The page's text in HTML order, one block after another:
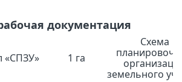
документация
«СПЗУ» 1 га
Схема
земельного